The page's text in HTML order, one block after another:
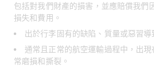
包括對我們財產的損害，並應賠償我們
損失和費用。
出於行李固有的缺陷、質量或惡習導
通常且正常的航空運輸過程中，出
常磨損和撕裂。